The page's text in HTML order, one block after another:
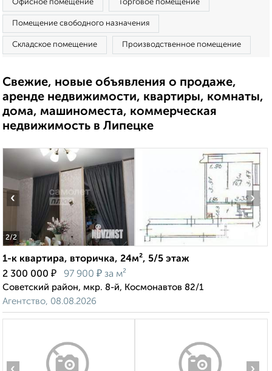
Офисное помещение Торговое помещение
Помещение свободного назначения
Складское помещение Производственное помещение
Свежие, новые объявления о продаже,
аренде недвижимости, квартиры, комнаты,
дома, машиноместа, коммерческая
недвижимость в Липецке
2/2
‹ ›
1-к квартира, вторичка, 24м², 5/5 этаж
2 300 000 ₽ 97 900 ₽ за м²
Советский район, мкр. 8-й, Космонавтов 82/1
Агентство, 08.08.2026